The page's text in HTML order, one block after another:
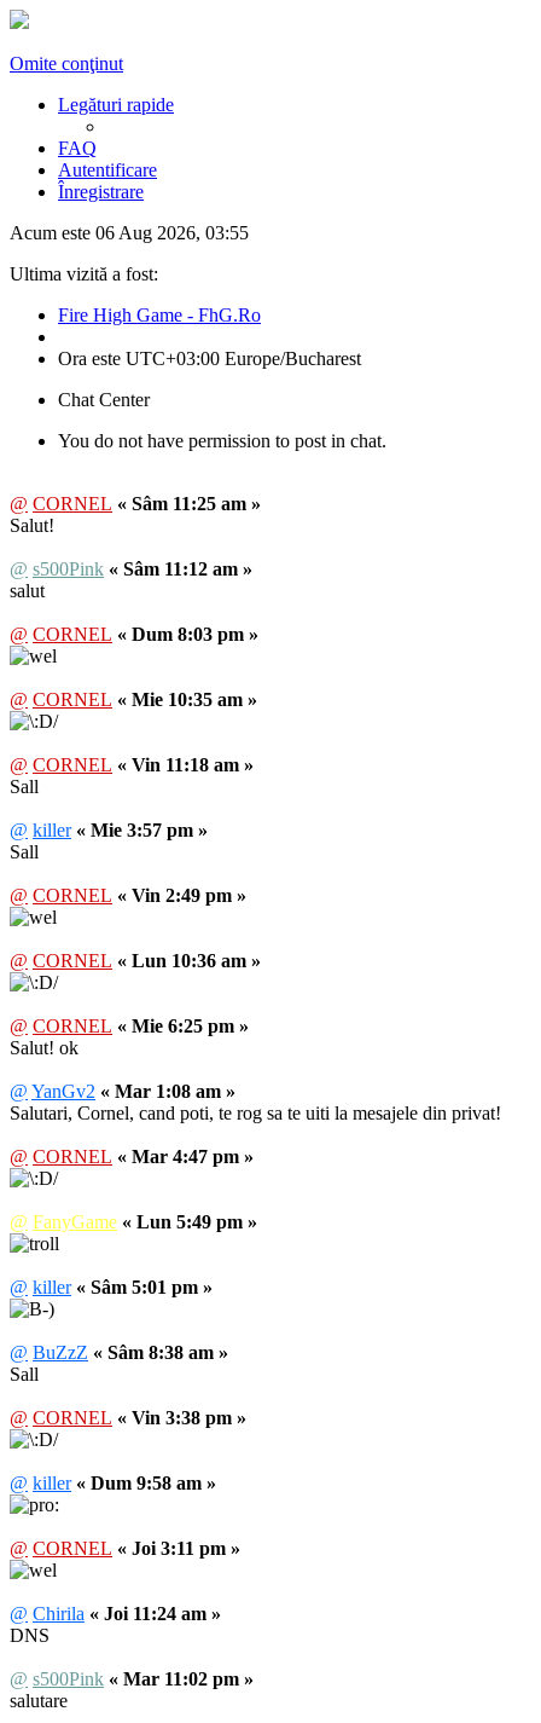
Omite conţinut
Legături rapide
FAQ
Autentificare
Înregistrare
Acum este 06 Aug 2026, 03:55
Ultima vizită a fost:
Fire High Game - FhG.Ro
Ora este UTC+03:00 Europe/Bucharest
Chat Center
You do not have permission to post in chat.
@ CORNEL « Sâm 11:25 am »
Salut!
@ s500Pink « Sâm 11:12 am »
salut
@ CORNEL « Dum 8:03 pm »
@ CORNEL « Mie 10:35 am »
@ CORNEL « Vin 11:18 am »
Sall
@ killer « Mie 3:57 pm »
Sall
@ CORNEL « Vin 2:49 pm »
@ CORNEL « Lun 10:36 am »
@ CORNEL « Mie 6:25 pm »
Salut! ok
@ YanGv2 « Mar 1:08 am »
Salutari, Cornel, cand poti, te rog sa te uiti la mesajele din privat!
@ CORNEL « Mar 4:47 pm »
@ FanyGame « Lun 5:49 pm »
@ killer « Sâm 5:01 pm »
@ BuZzZ « Sâm 8:38 am »
Sall
@ CORNEL « Vin 3:38 pm »
@ killer « Dum 9:58 am »
@ CORNEL « Joi 3:11 pm »
@ Chirila « Joi 11:24 am »
DNS
@ s500Pink « Mar 11:02 pm »
salutare